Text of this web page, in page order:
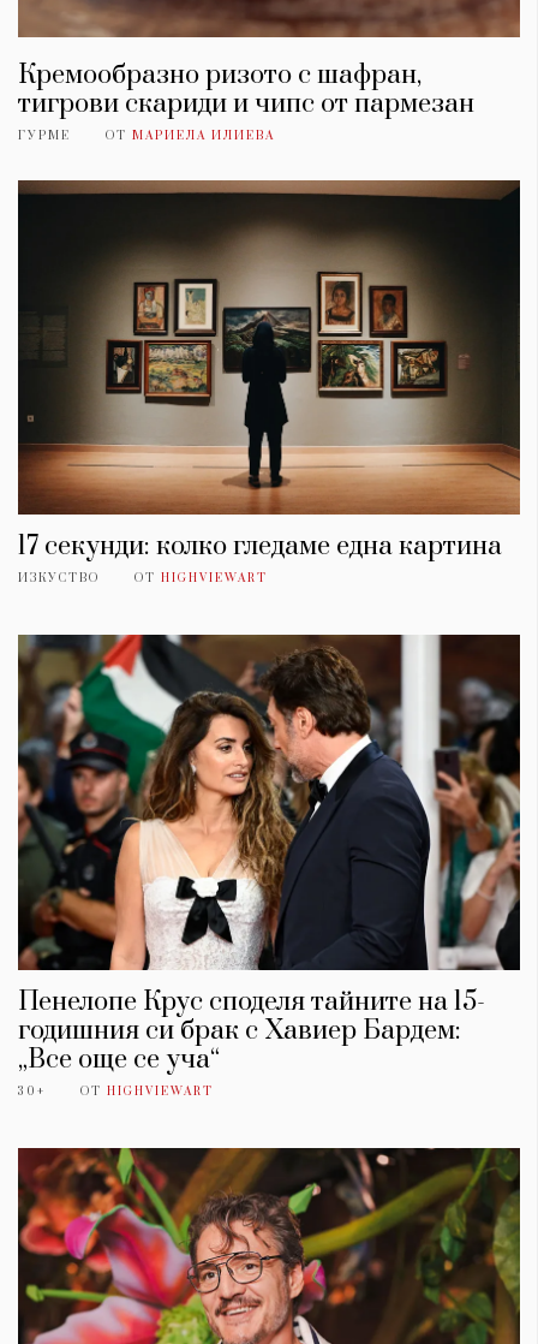
Кремообразно ризото с шафран,
тигрови скариди и чипс от пармезан
ГУРМЕ ОТ МАРИЕЛА ИЛИЕВА
17 секунди: колко гледаме една картина
ИЗКУСТВО ОТ HIGHVIEWART
Пенелопе Крус споделя тайните на 15-
годишния си брак с Хавиер Бардем:
„Все още се уча“
30+ ОТ HIGHVIEWART